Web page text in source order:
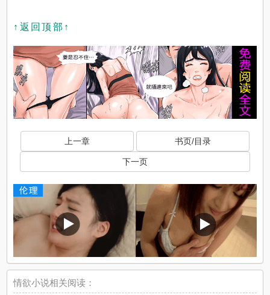
↑返回顶部↑
上一章 书页/目录
下一页
情欲小说相关阅读：